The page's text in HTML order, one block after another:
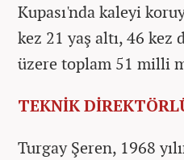
Kupası'nda kaleyi
kez 21 yaş altı, 46 kez
üzere toplam 51 milli
TEKNİK
Turgay Şeren, 1968